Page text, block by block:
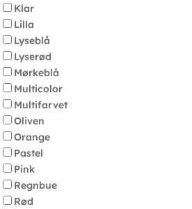
Klar
Lilla
Lyseblå
Lyserød
Mørkeblå
Multicolor
Multifarvet
Oliven
Orange
Pastel
Pink
Regnbue
Rød